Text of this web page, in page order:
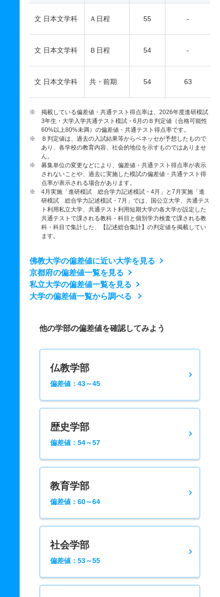
文 日本文学科 Ａ日程 55 -
文 日本文学科 Ｂ日程 54 -
文 日本文学科 共・前期 54 63
※ 掲載している偏差値・共通テスト得点率は、2026年度進研模試
3年生・大学入学共通テスト模試・6月のＢ判定値（合格可能性
60%以上80%未満）の偏差値・共通テスト得点率です。
※ Ｂ判定値は、過去の入試結果等からベネッセが予想したもので
あり、各学校の教育内容、社会的地位を示すものではありませ
ん。
※ 募集単位の変更などにより、偏差値・共通テスト得点率が表示
されないことや、過去に実施した模試の偏差値・共通テスト得
点率が表示される場合があります。
※ 4月実施「進研模試 総合学力記述模試・4月」と7月実施「進
研模試 総合学力記述模試・7月」では、国公立大学、共通テス
ト利用私立大学、共通テスト利用短期大学の各大学が設定した
共通テストで課される教科・科目と個別学力検査で課される教
科・科目で集計した、【記述総合集計】の判定値を掲載してい
ます。
佛教大学の偏差値に近い大学を見る
京都府の偏差値一覧を見る
私立大学の偏差値一覧を見る
大学の偏差値一覧から調べる
他の学部の偏差値を確認してみよう
仏教学部
偏差値：43～45
歴史学部
偏差値：54～57
教育学部
偏差値：60～64
社会学部
偏差値：53～55